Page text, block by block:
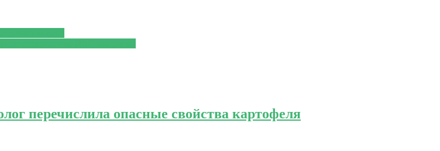
перечислила опасные свойства картофеля